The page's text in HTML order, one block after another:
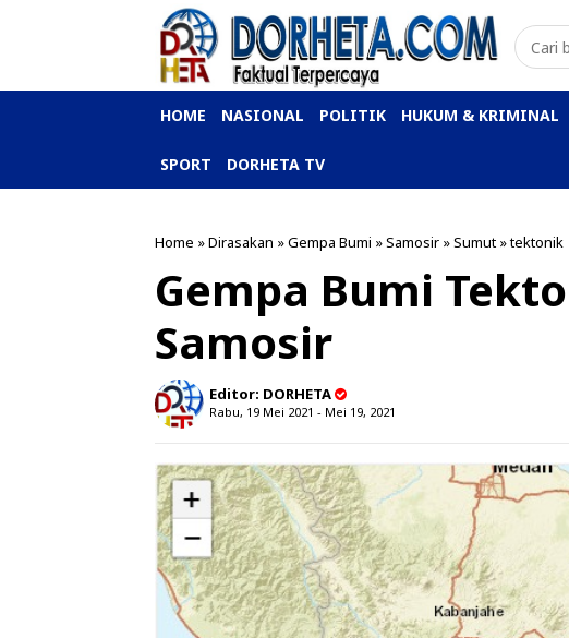
HOME NASIONAL POLITIK HUKUM & KRIMINAL
SPORT DORHETA TV
Home »Dirasakan »Gempa Bumi »Samosir »Sumut »tektonik
Gempa Bumi
Samosir
Editor: DORHETA
Rabu, 19 Mei 2021 - Mei 19, 2021